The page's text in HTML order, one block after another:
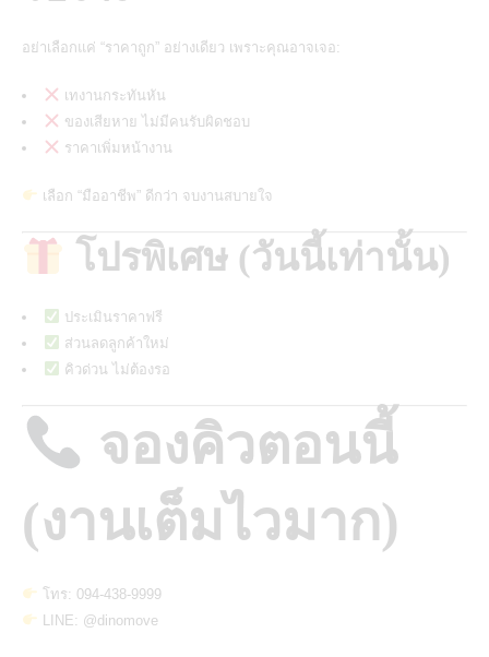
อย่าเลือกแค่ “ราคาถูก” อย่างเดียว เพราะคุณอาจเจอ:
เทงานกระทันหัน
ของเสียหาย ไม่มีคนรับผิดชอบ
ราคาเพิ่มหน้างาน
เลือก “มืออาชีพ” ดีกว่า จบงานสบายใจ
โปรพิเศษ (วันนี้เท่านั้น)
ประเมินราคาฟรี
ส่วนลดลูกค้าใหม่
คิวด่วน ไม่ต้องรอ
จองคิวตอนนี้
(งานเต็มไวมาก)
โทร: 094-438-9999
LINE: @dinomove